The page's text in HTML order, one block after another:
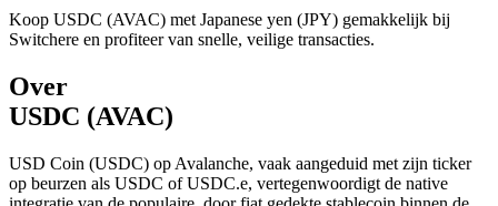
Koop USDC (AVAC) met Japanese yen (JPY) gemakkelijk bij
Switchere en profiteer van snelle, veilige transacties.
Over
USDC (AVAC)
USD Coin (USDC) op Avalanche, vaak aangeduid met zijn ticker
op beurzen als USDC of USDC.e, vertegenwoordigt de native